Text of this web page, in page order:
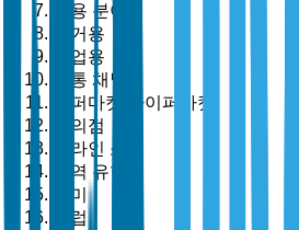
응용 분야별
주거용
상업용
유통 채널별
슈퍼마켓/하이퍼마켓
편의점
온라인 소매
지역 유형별
북미
유럽